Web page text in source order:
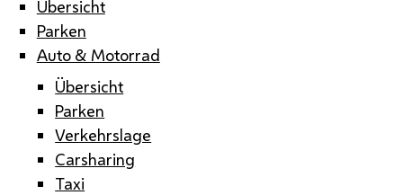
Übersicht
Parken
Auto & Motorrad
Übersicht
Parken
Verkehrslage
Carsharing
Taxi